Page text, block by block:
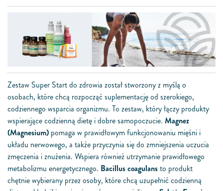
Zestaw Super Start do zdrowia został stworzony z myślą o
osobach, które chcą rozpocząć suplementację od szerokiego,
codziennego wsparcia organizmu. To zestaw, który łączy produkty
wspierające codzienną dietę i dobre samopoczucie. Magnez
(Magnesium) pomaga w prawidłowym funkcjonowaniu mięśni i
układu nerwowego, a także przyczynia się do zmniejszenia uczucia
zmęczenia i znużenia. Wspiera również utrzymanie prawidłowego
metabolizmu energetycznego. Bacillus coagulansto produkt
chętnie wybierany przez osoby, które chcą uzupełnić codzienną